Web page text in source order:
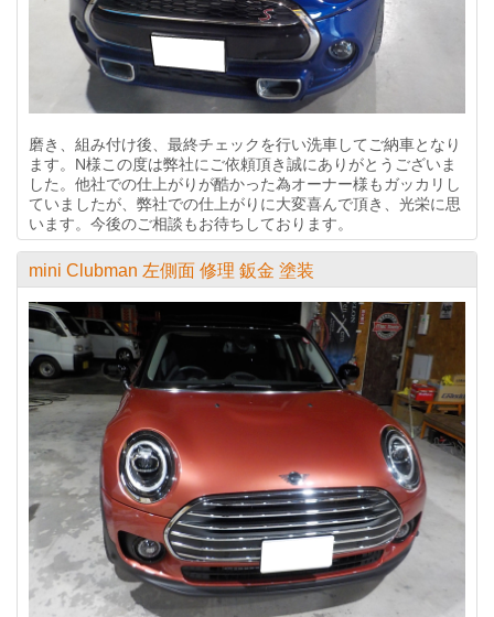
磨き、組み付け後、最終チェックを行い洗車してご納車となり
ます。N様この度は弊社にご依頼頂き誠にありがとうございま
した。他社での仕上がりが酷かった為オーナー様もガッカリし
ていましたが、弊社での仕上がりに大変喜んで頂き、光栄に思
います。今後のご相談もお待ちしております。
mini Clubman 左側面 修理 鈑金 塗装